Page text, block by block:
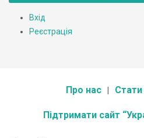
Вхід
Реєстрація
Про нас
Підтримати сайт